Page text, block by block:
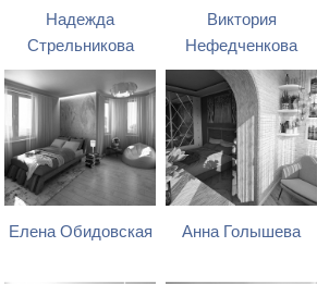
Надежда
Стрельникова
Виктория
Нефедченкова
Елена Обидовская Анна Голышева